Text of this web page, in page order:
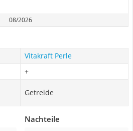
08/2026
Vitakraft Perle
+
Getreide
Nachteile